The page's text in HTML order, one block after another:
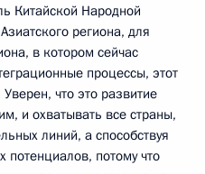
Китайской Народной
региона, для
в котором сейчас
процессы, этот
что это развитие
и охватывать все страны,
линий, а способствуя
потому что